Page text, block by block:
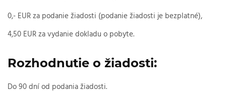
0,- EUR za podanie žiadosti (podanie žiadosti je bezplatné),
4,50 EUR za vydanie dokladu o pobyte.
Rozhodnutie o žiadosti:
Do 90 dní od podania žiadosti.